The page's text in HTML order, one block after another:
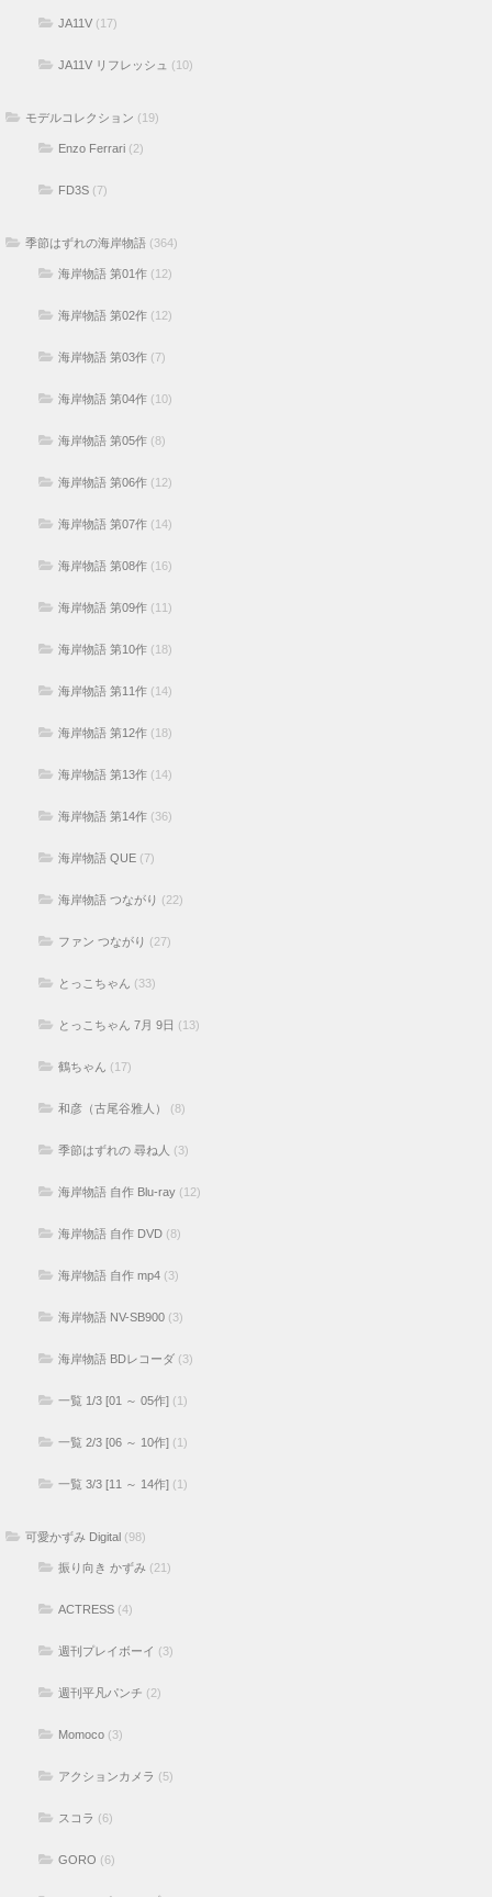
JA11V (17)
JA11V リフレッシュ (10)
モデルコレクション (19)
Enzo Ferrari (2)
FD3S (7)
季節はずれの海岸物語 (364)
海岸物語 第01作 (12)
海岸物語 第02作 (12)
海岸物語 第03作 (7)
海岸物語 第04作 (10)
海岸物語 第05作 (8)
海岸物語 第06作 (12)
海岸物語 第07作 (14)
海岸物語 第08作 (16)
海岸物語 第09作 (11)
海岸物語 第10作 (18)
海岸物語 第11作 (14)
海岸物語 第12作 (18)
海岸物語 第13作 (14)
海岸物語 第14作 (36)
海岸物語 QUE (7)
海岸物語 つながり (22)
ファン つながり (27)
とっこちゃん (33)
とっこちゃん 7月 9日 (13)
鶴ちゃん (17)
和彦（古尾谷雅人） (8)
季節はずれの 尋ね人 (3)
海岸物語 自作 Blu-ray (12)
海岸物語 自作 DVD (8)
海岸物語 自作 mp4 (3)
海岸物語 NV-SB900 (3)
海岸物語 BDレコーダ (3)
一覧 1/3 [01 ～ 05作] (1)
一覧 2/3 [06 ～ 10作] (1)
一覧 3/3 [11 ～ 14作] (1)
可愛かずみ Digital (98)
振り向き かずみ (21)
ACTRESS (4)
週刊プレイボーイ (3)
週刊平凡パンチ (2)
Momoco (3)
アクションカメラ (5)
スコラ (6)
GORO (6)